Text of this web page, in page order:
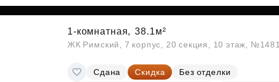
Субсидии
1-комнатная, 38.1м²
ЖК Римский, 7 корпус, 20 секция, 10 этаж, №1481
Сдана Скидка
Без отделки